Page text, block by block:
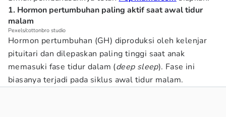
1. Hormon pertumbuhan paling aktif saat awal tidur
malam
Pexels/cottonbro studio
Hormon pertumbuhan (GH) diproduksi oleh kelenjar
pituitari dan dilepaskan paling tinggi saat anak
memasuki fase tidur dalam (deep sleep). Fase ini
biasanya terjadi pada siklus awal tidur malam.